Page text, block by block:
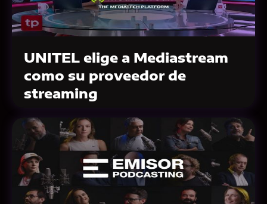
UNITEL elige a Mediastream
como su proveedor de
streaming